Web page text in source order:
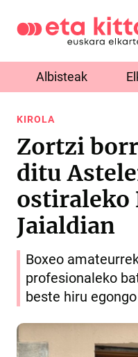
Albisteak
KIROLA
Zortzi
ditu
ostiraleko
Jaialdian
Boxeo
profesionaleko
beste hiru